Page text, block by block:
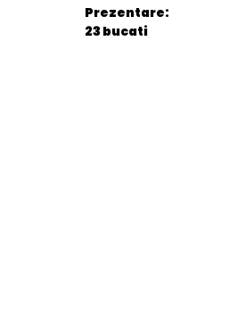
Prezentare:
23 bucati